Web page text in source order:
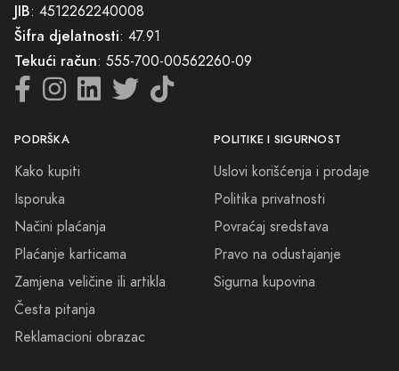
JIB: 4512262240008
Šifra djelatnosti: 47.91
Tekući račun: 555-700-00562260-09
PODRŠKA
Kako kupiti
Isporuka
Načini plaćanja
Plaćanje karticama
Zamjena veličine ili artikla
Česta pitanja
Reklamacioni obrazac
POLITIKE I SIGURNOST
Uslovi korišćenja i prodaje
Politika privatnosti
Povraćaj sredstava
Pravo na odustajanje
Sigurna kupovina